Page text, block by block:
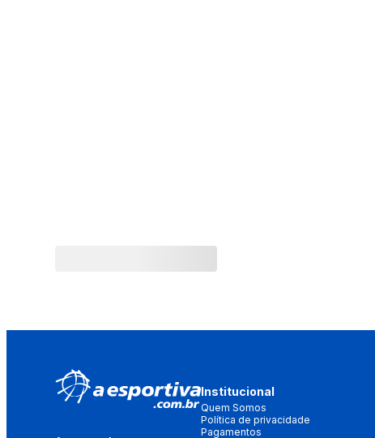
Institucional
Quem Somos
Política de privacidade
Pagamentos